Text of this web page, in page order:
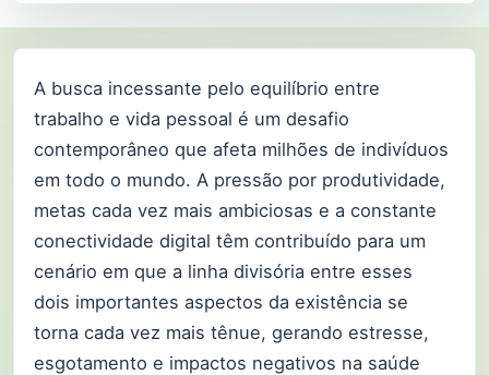
A busca incessante pelo equilíbrio entre
trabalho e vida pessoal é um desafio
contemporâneo que afeta milhões de indivíduos
em todo o mundo. A pressão por produtividade,
metas cada vez mais ambiciosas e a constante
conectividade digital têm contribuído para um
cenário em que a linha divisória entre esses
dois importantes aspectos da existência se
torna cada vez mais tênue, gerando estresse,
esgotamento e impactos negativos na saúde